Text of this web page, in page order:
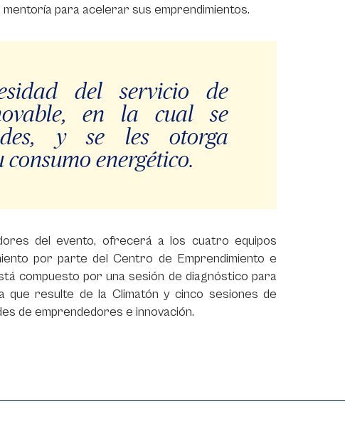
para acelerar sus emprendimientos.
del servicio de
en la cual se
y se les otorga
energético.
del evento, ofrecerá a los cuatro equipos
por parte del Centro de Emprendimiento e
compuesto por una sesión de diagnóstico para
que resulte de la Climatón y cinco sesiones de
de emprendedores e innovación.